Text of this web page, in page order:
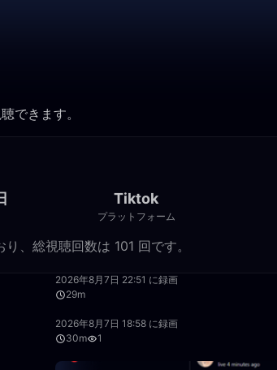
できます。
Tiktok
プラットフォーム
総視聴回数は 101 回です。
2026年8月7日 22:51 に録画
29m
2026年8月7日 18:58 に録画
30m
1